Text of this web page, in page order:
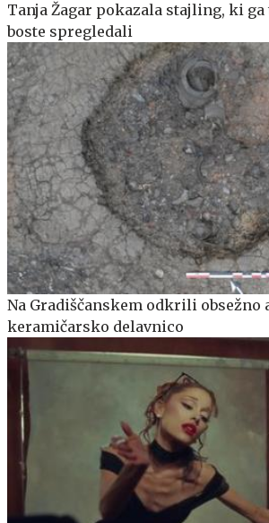
Tanja Žagar pokazala stajling, ki ga
boste spregledali
Na Gradiščanskem odkrili obsežno
keramičarsko delavnico